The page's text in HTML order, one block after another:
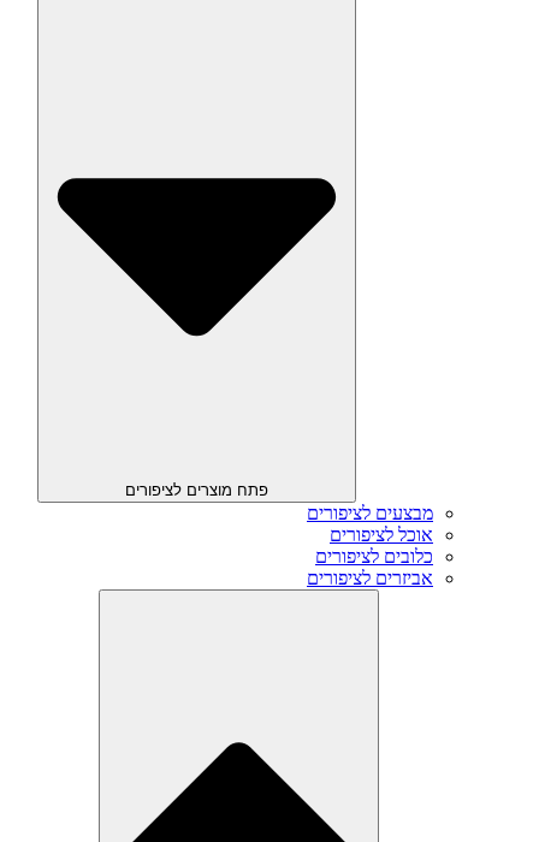
פתח מוצרים לציפורים
מבצעים לציפורים
אוכל לציפורים
כלובים לציפורים
אביזרים לציפורים